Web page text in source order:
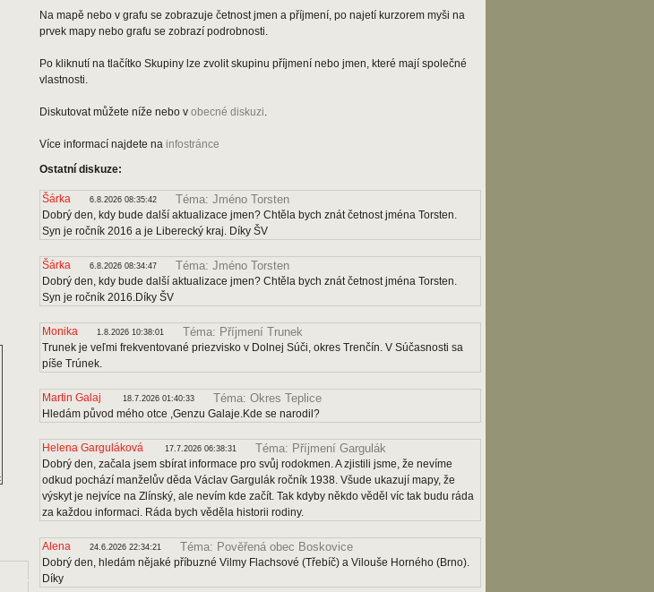
Na mapě nebo v grafu se zobrazuje četnost jmen a příjmení, po najetí kurzorem myši na
prvek mapy nebo grafu se zobrazí podrobnosti.
Po kliknutí na tlačítko Skupiny lze zvolit skupinu příjmení nebo jmen, které mají společné
vlastnosti.
Diskutovat můžete níže nebo v obecné diskuzi.
Více informací najdete na infostránce
Ostatní diskuze:
Šárka 6.8.2026 08:35:42 Téma: Jméno Torsten
Dobrý den, kdy bude další aktualizace jmen? Chtěla bych znát četnost jména Torsten.
Syn je ročník 2016 a je Liberecký kraj. Díky ŠV
Šárka 6.8.2026 08:34:47 Téma: Jméno Torsten
Dobrý den, kdy bude další aktualizace jmen? Chtěla bych znát četnost jména Torsten.
Syn je ročník 2016.Díky ŠV
Monika 1.8.2026 10:38:01 Téma: Příjmení Trunek
Trunek je veľmi frekventované priezvisko v Dolnej Súči, okres Trenčín. V Súčasnosti sa
píše Trúnek.
Martin Galaj 18.7.2026 01:40:33 Téma: Okres Teplice
Hledám původ mého otce ,Genzu Galaje.Kde se narodil?
Helena Garguláková 17.7.2026 06:38:31 Téma: Příjmení Gargulák
Dobrý den, začala jsem sbírat informace pro svůj rodokmen. A zjistili jsme, že nevíme
odkud pochází manželův děda Václav Gargulák ročník 1938. Všude ukazují mapy, že
výskyt je nejvíce na Zlínský, ale nevím kde začít. Tak kdyby někdo věděl víc tak budu ráda
za každou informaci. Ráda bych věděla historii rodiny.
Alena 24.6.2026 22:34:21 Téma: Pověřená obec Boskovice
Dobrý den, hledám nějaké příbuzné Vilmy Flachsové (Třebíč) a Vilouše Horného (Brno).
Díky